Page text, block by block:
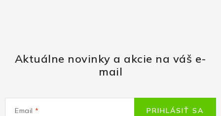
Aktuálne novinky a akcie na váš e-
mail
Email PRIHLÁSIŤ SA